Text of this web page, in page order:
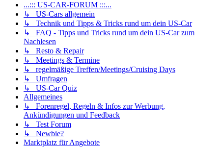
...::: US-CAR-FORUM :::...
↳ US-Cars allgemein
↳ Technik und Tipps & Tricks rund um dein US-Car
↳ FAQ - Tipps und Tricks rund um dein US-Car zum
Nachlesen
↳ Resto & Repair
↳ Meetings & Termine
↳ regelmäßige Treffen/Meetings/Cruising Days
↳ Umfragen
↳ US-Car Quiz
Allgemeines
↳ Forenregel, Regeln & Infos zur Werbung,
Ankündigungen und Feedback
↳ Test Forum
↳ Newbie?
Marktplatz für Angebote